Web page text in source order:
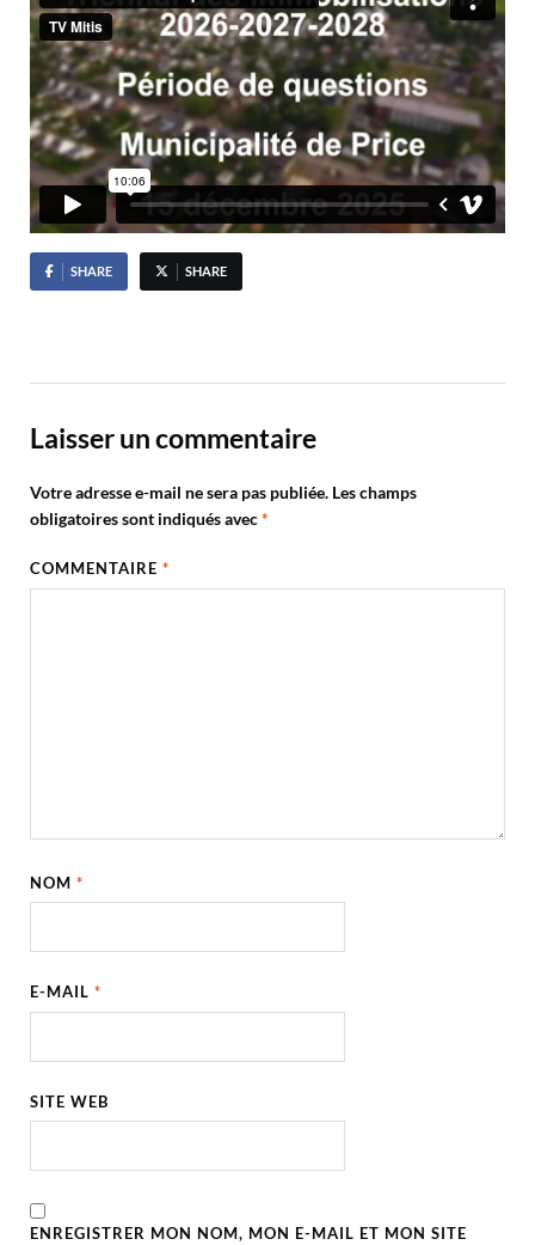
SHARE SHARE
Laisser un commentaire
Votre adresse e-mail ne sera pas publiée. Les champs
obligatoires sont indiqués avec*
COMMENTAIRE*
NOM*
E-MAIL*
SITE WEB
ENREGISTRER MON NOM, MON E-MAIL ET MON SITE